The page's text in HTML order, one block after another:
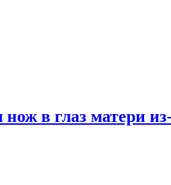
нож в глаз матери